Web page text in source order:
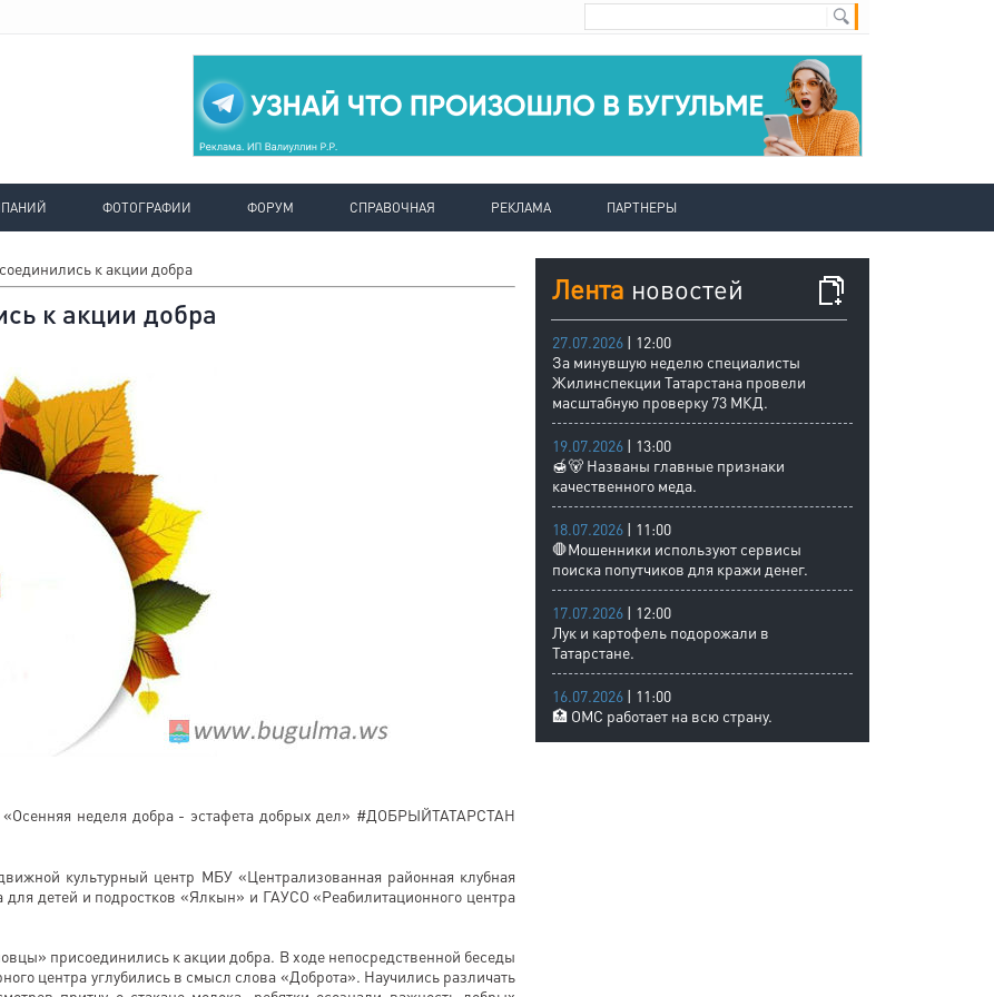
ФОТОГРАФИИ ФОРУМ СПРАВОЧНАЯ РЕКЛАМА ПАРТНЕРЫ
к акции добра
к акции добра
«Осенняя неделя добра - эстафета добрых дел» #ДОБРЫЙТАТАРСТАН
культурный центр МБУ «Централизованная районная клубная
детей и подростков «Ялкын» и ГАУСО «Реабилитационного центра
присоединились к акции добра. В ходе непосредственной беседы
центра углубились в смысл слова «Доброта». Научились различать
Лента новостей
27.07.2026 | 12:00
За минувшую неделю специалисты
Жилинспекции Татарстана провели
масштабную проверку 73 МКД.
19.07.2026 | 13:00
🍯🐻 Названы главные признаки
качественного меда.
18.07.2026 | 11:00
🛑Мошенники используют сервисы
поиска попутчиков для кражи денег.
17.07.2026 | 12:00
Лук и картофель подорожали в
Татарстане.
16.07.2026 | 11:00
🏥 ОМС работает на всю страну.